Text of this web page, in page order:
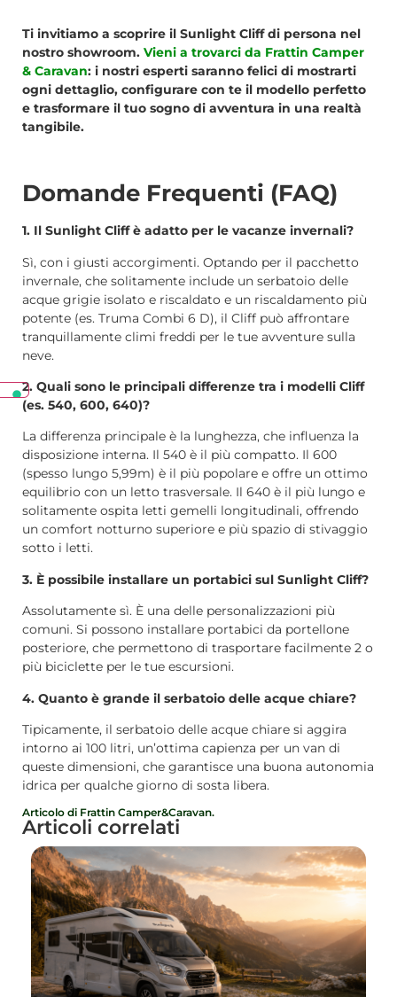
Ti invitiamo a scoprire il Sunlight Cliff di persona nel
nostro showroom. Vieni a trovarci da Frattin Camper
& Caravan: i nostri esperti saranno felici di mostrarti
ogni dettaglio, configurare con te il modello perfetto
e trasformare il tuo sogno di avventura in una realtà
tangibile.
Domande Frequenti (FAQ)
1. Il Sunlight Cliff è adatto per le vacanze invernali?
Sì, con i giusti accorgimenti. Optando per il pacchetto
invernale, che solitamente include un serbatoio delle
acque grigie isolato e riscaldato e un riscaldamento più
potente (es. Truma Combi 6 D), il Cliff può affrontare
tranquillamente climi freddi per le tue avventure sulla
neve.
2. Quali sono le principali differenze tra i modelli Cliff
(es. 540, 600, 640)?
La differenza principale è la lunghezza, che influenza la
disposizione interna. Il 540 è il più compatto. Il 600
(spesso lungo 5,99m) è il più popolare e offre un ottimo
equilibrio con un letto trasversale. Il 640 è il più lungo e
solitamente ospita letti gemelli longitudinali, offrendo
un comfort notturno superiore e più spazio di stivaggio
sotto i letti.
3. È possibile installare un portabici sul Sunlight Cliff?
Assolutamente sì. È una delle personalizzazioni più
comuni. Si possono installare portabici da portellone
posteriore, che permettono di trasportare facilmente 2 o
più biciclette per le tue escursioni.
4. Quanto è grande il serbatoio delle acque chiare?
Tipicamente, il serbatoio delle acque chiare si aggira
intorno ai 100 litri, un’ottima capienza per un van di
queste dimensioni, che garantisce una buona autonomia
idrica per qualche giorno di sosta libera.
Articolo di Frattin Camper&Caravan.
Articoli correlati